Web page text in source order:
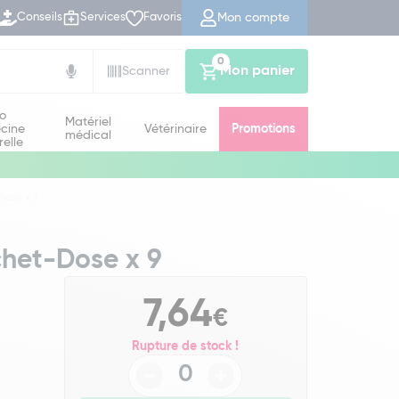
Conseils Services Favoris Mon compte
Scanner Mon panier
0
Matériel
médical
Vétérinaire Promotions
Dose x 9
7,64€
Rupture de stock !